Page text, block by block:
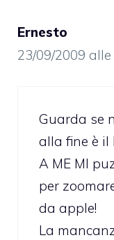
Ernesto
23/09/2009 alle
Guarda se
alla fine è il
A ME MI
per
da apple!
La